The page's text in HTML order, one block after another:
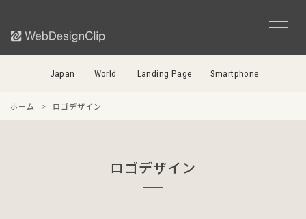
Japan World Landing Page Smartphone
ホーム ロゴデザイン
ロゴデザイン